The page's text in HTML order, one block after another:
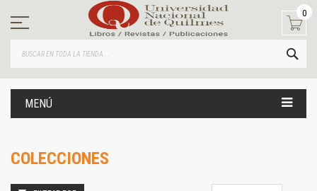
contenido
0
MENÚ
COLECCIONES